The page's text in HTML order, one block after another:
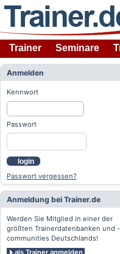
Trainer Seminare
Anmelden
Kennwort
Passwort
login
Passwort vergessen?
Anmeldung bei Trainer.de
Werden Sie Mitglied in einer der
größten Trainerdatenbanken und -
communities Deutschlands!
als Trainer anmelden